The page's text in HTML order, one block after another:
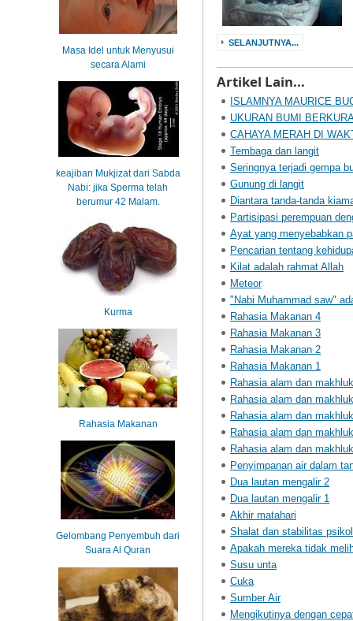
SELANJUTNYA...
Artikel Lain...
ISLAMNYA MAURICE
UKURAN BUMI
CAHAYA MERAH DI
Tembaga dan langit
Seringnya terjadi gempa
Gunung di langit
Diantara tanda-tanda
Partisipasi perempuan
Ayat yang menyebabkan
Pencarian tentang
Kilat adalah rahmat Allah
Meteor
"Nabi Muhammad saw"
Rahasia Makanan 4
Rahasia Makanan 3
Rahasia Makanan 2
Rahasia Makanan 1
Rahasia alam dan
Rahasia alam dan
Rahasia alam dan
Rahasia alam dan
Rahasia alam dan
Penyimpanan air dalam
Dua lautan mengalir 2
Dua lautan mengalir 1
Akhir matahari
Shalat dan stabilitas
Apakah mereka tidak
Susu unta
Cuka
Sumber Air
Mengikutinya dengan
Masa Idel untuk Menyusui
secara Alami
keajiban Mukjizat dari Sabda
Nabi: jika Sperma telah
berumur 42 Malam.
Kurma
Rahasia Makanan
Gelombang Penyembuh dari
Suara Al Quran